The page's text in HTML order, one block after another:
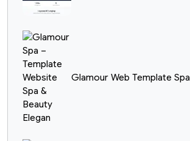
Glamour Web Template Spa